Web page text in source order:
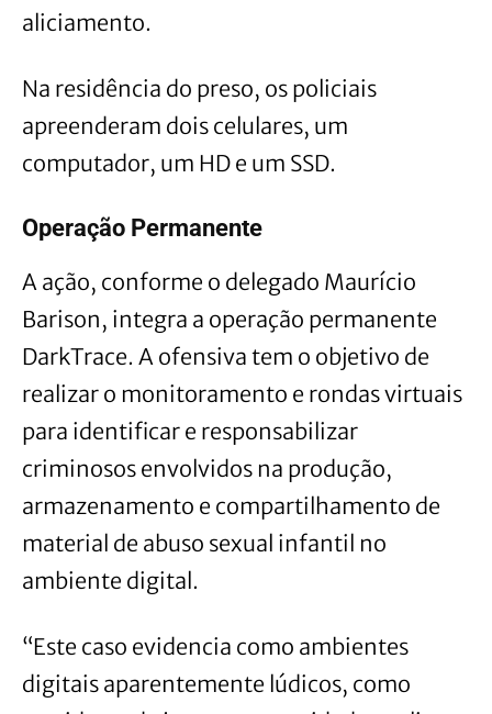
aliciamento.
Na residência do preso, os policiais
apreenderam dois celulares, um
computador, um HD e um SSD.
Operação Permanente
A ação, conforme o delegado Maurício
Barison, integra a operação permanente
DarkTrace. A ofensiva tem o objetivo de
realizar o monitoramento e rondas virtuais
para identificar e responsabilizar
criminosos envolvidos na produção,
armazenamento e compartilhamento de
material de abuso sexual infantil no
ambiente digital.
“Este caso evidencia como ambientes
digitais aparentemente lúdicos, como